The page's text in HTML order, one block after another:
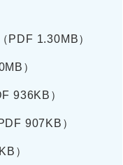
（PDF 1.30MB）
）
936KB）
907KB）
）